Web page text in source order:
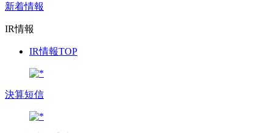
新着情報
IR情報
IR情報TOP
決算短信